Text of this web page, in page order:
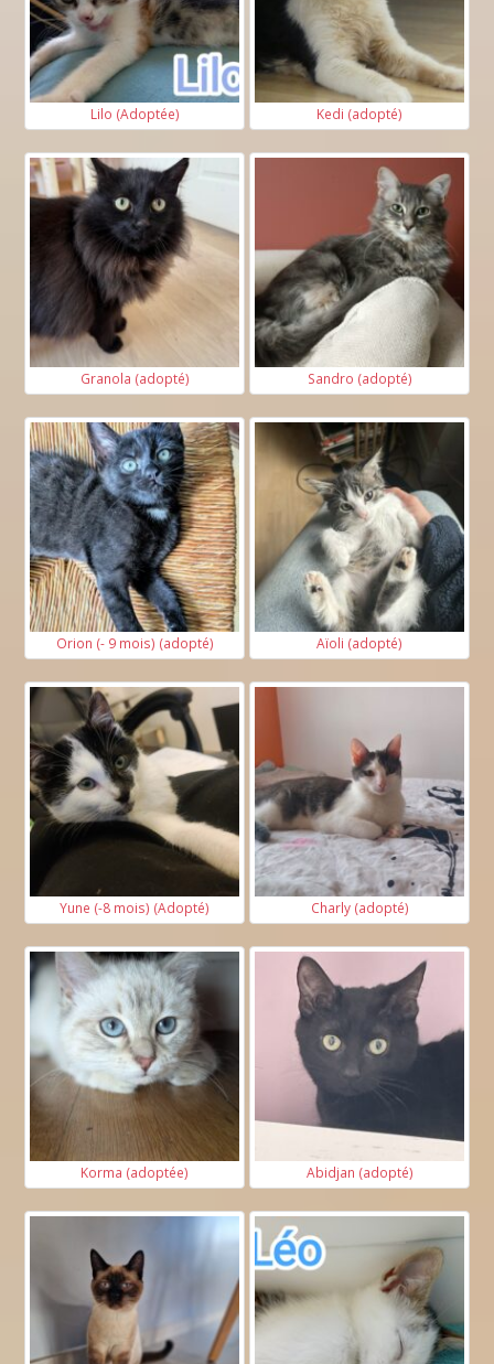
Lilo (Adoptée) Kedi (adopté)
Granola (adopté) Sandro (adopté)
Orion (- 9 mois) (adopté) Aïoli (adopté)
Yune (-8 mois) (Adopté) Charly (adopté)
Korma (adoptée) Abidjan (adopté)